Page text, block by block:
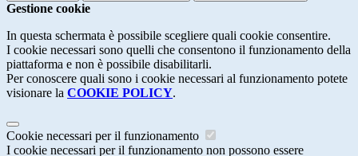
Gestione cookie
In questa schermata è possibile scegliere quali cookie consentire.
I cookie necessari sono quelli che consentono il funzionamento della
piattaforma e non è possibile disabilitarli.
Per conoscere quali sono i cookie necessari al funzionamento potete
visionare la COOKIE POLICY.
Cookie necessari per il funzionamento
I cookie necessari per il funzionamento non possono essere